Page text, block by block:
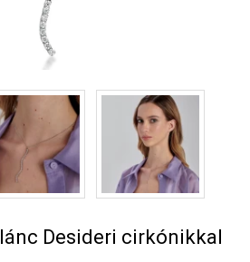
Desideri cirkónikkal